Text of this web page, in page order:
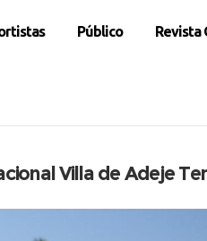
Público Revista
Villa de Adeje